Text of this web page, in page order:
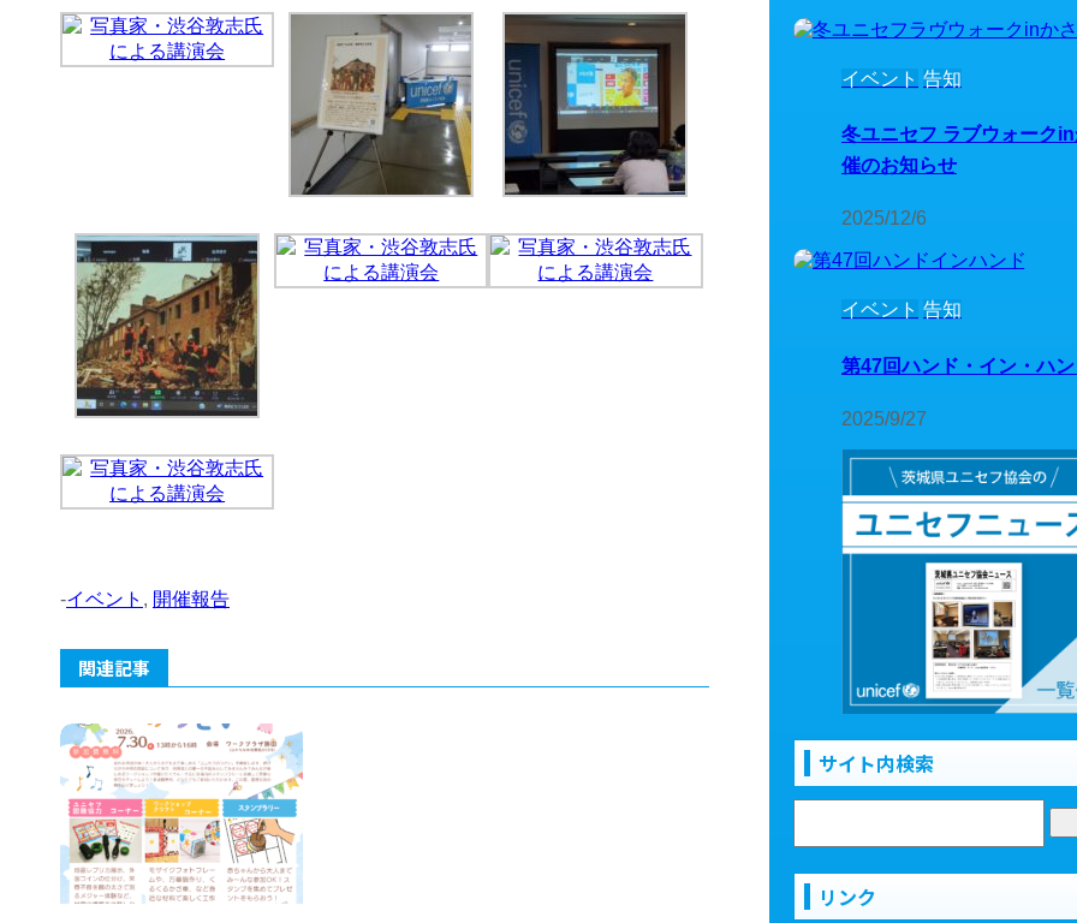
-イベント , 開催報告
関連記事
イベント 告知
冬ユニセフ ラブウォーク
催のお知らせ
2025/12/6
イベント 告知
第47回ハンド・イン・ハ
2025/9/27
サイト内検索
リンク